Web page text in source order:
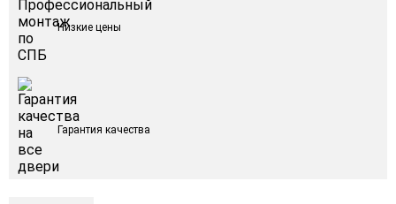
Низкие цены
Гарантия качества